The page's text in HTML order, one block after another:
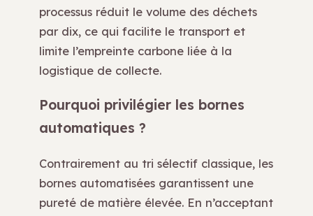
processus réduit le volume des déchets
par dix, ce qui facilite le transport et
limite l’empreinte carbone liée à la
logistique de collecte.
Pourquoi privilégier les bornes
automatiques ?
Contrairement au tri sélectif classique, les
bornes automatisées garantissent une
pureté de matière élevée. En n’acceptant